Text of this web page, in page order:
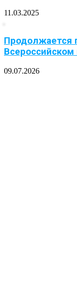
11.03.2025
Продолжается
Всероссийском
09.07.2026